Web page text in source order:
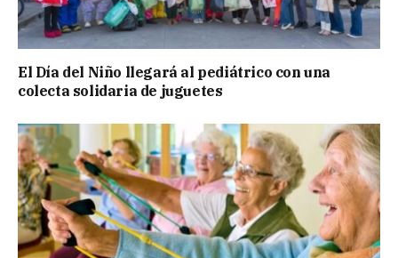
El Día del Niño llegará al pediátrico con una
colecta solidaria de juguetes